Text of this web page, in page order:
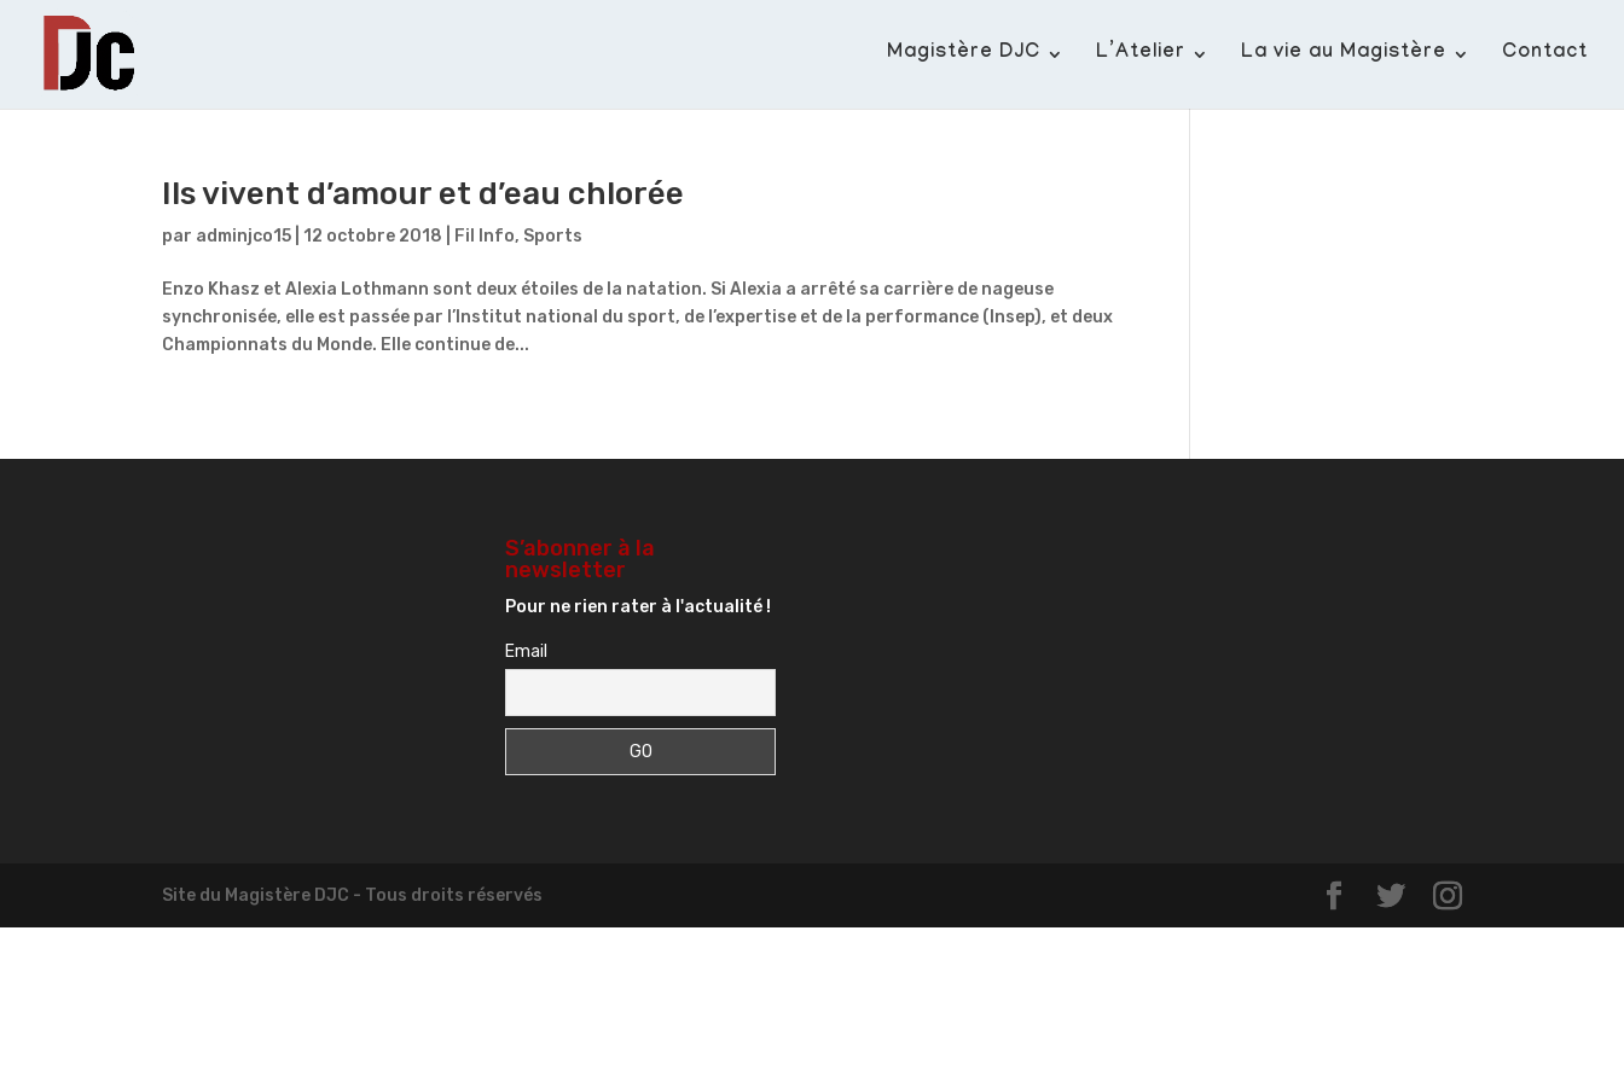
Magistère DJC L’Atelier La vie au Magistère Contact
Ils vivent d’amour et d’eau chlorée
par adminjco15 12 octobre 2018 Fil Info, Sports
Enzo Khasz et Alexia Lothmann sont deux étoiles de la natation. Si Alexia a arrêté sa carrière de nageuse
synchronisée, elle est passée par l’Institut national du sport, de l’expertise et de la performance (Insep), et deux
Championnats du Monde. Elle continue de...
S’abonner à la
newsletter
Pour ne rien rater à l'actualité !
Email
Site du Magistère DJC - Tous droits réservés